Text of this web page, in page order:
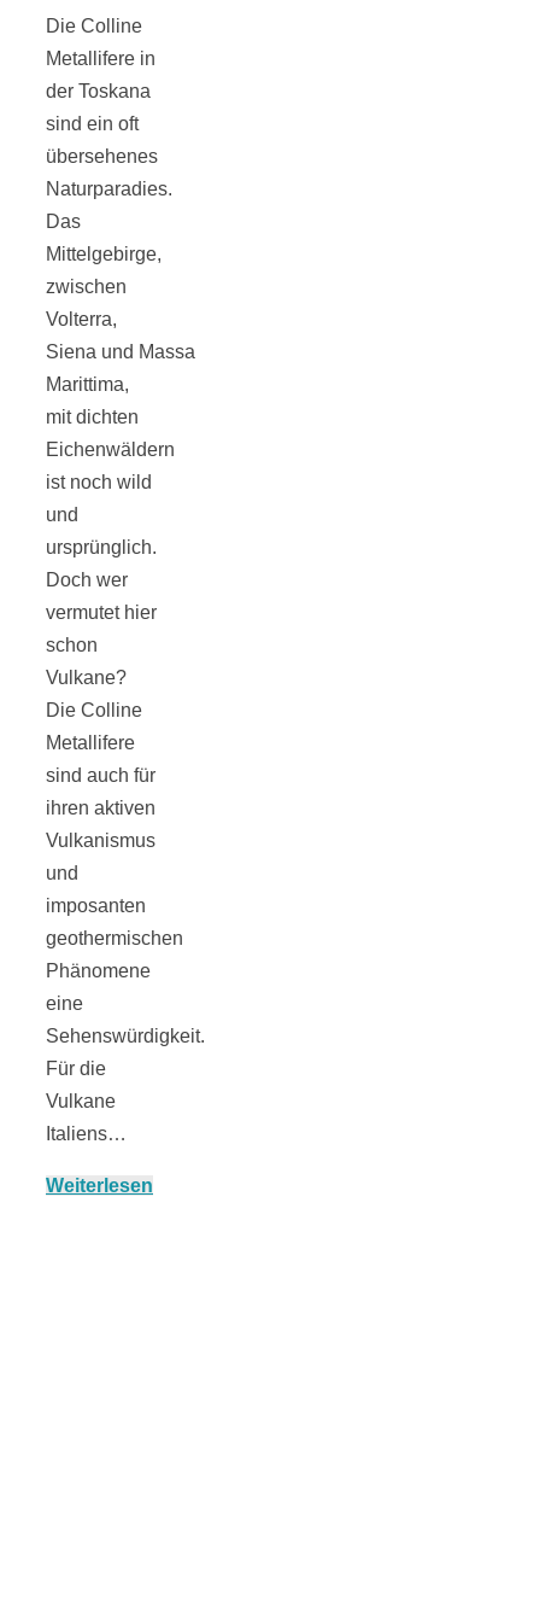
Die Colline
Metallifere in
der Toskana
sind ein oft
übersehenes
Naturparadies.
Das
Mittelgebirge,
zwischen
Volterra,
Siena und Massa
Marittima,
mit dichten
Eichenwäldern
ist noch wild
und
ursprünglich.
Doch wer
vermutet hier
schon
Vulkane?
Die Colline
Metallifere
sind auch für
ihren aktiven
Vulkanismus
und
imposanten
geothermischen
Phänomene
eine
Sehenswürdigkeit.
Für die
Vulkane
Italiens…
Weiterlesen